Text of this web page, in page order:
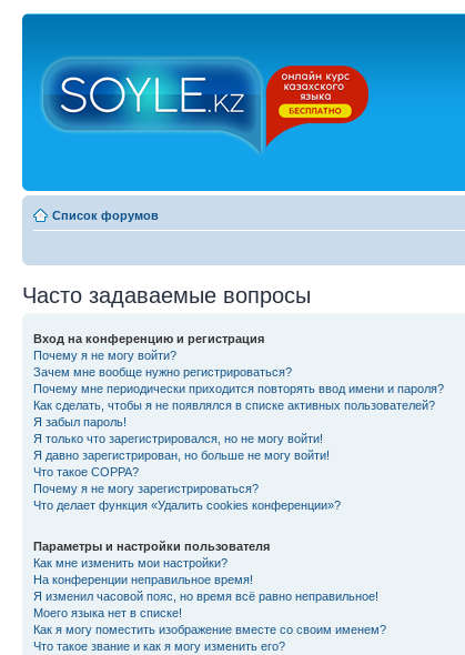
Список форумов
Часто задаваемые вопросы
Вход на конференцию и регистрация
Почему я не могу войти?
Зачем мне вообще нужно регистрироваться?
Почему мне периодически приходится повторять ввод имени и пароля?
Как сделать, чтобы я не появлялся в списке активных пользователей?
Я забыл пароль!
Я только что зарегистрировался, но не могу войти!
Я давно зарегистрирован, но больше не могу войти!
Что такое COPPA?
Почему я не могу зарегистрироваться?
Что делает функция «Удалить cookies конференции»?
Параметры и настройки пользователя
Как мне изменить мои настройки?
На конференции неправильное время!
Я изменил часовой пояс, но время всё равно неправильное!
Моего языка нет в списке!
Как я могу поместить изображение вместе со своим именем?
Что такое звание и как я могу изменить его?